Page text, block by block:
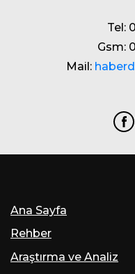
Tel:
Gsm:
Mail:
Ana Sayfa
Rehber
Araştırma ve Analiz